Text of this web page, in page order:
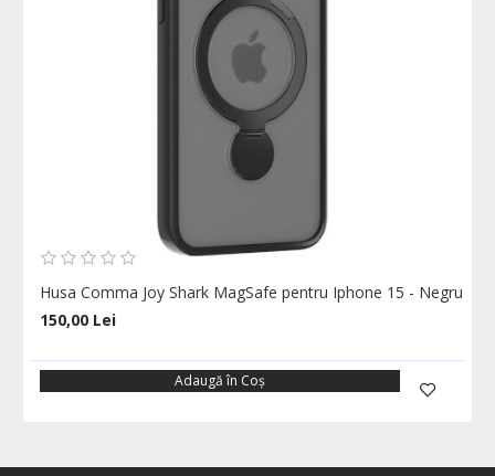
Husa Comma Joy Shark MagSafe pentru Iphone 15 - Negru
150,00 Lei
Adaugă în Coş